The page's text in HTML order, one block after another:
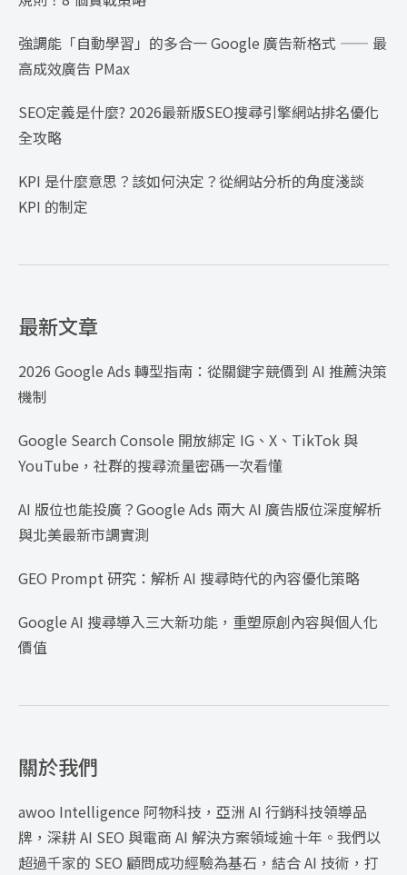
強調能「自動學習」的多合一 Google 廣告新格式 —— 最
高成效廣告 PMax
SEO定義是什麼? 2026最新版SEO搜尋引擎網站排名優化
全攻略
KPI 是什麼意思？該如何決定？從網站分析的角度淺談
KPI 的制定
最新文章
2026 Google Ads 轉型指南：從關鍵字競價到 AI 推薦決策
機制
Google Search Console 開放綁定 IG、X、TikTok 與
YouTube，社群的搜尋流量密碼一次看懂
AI 版位也能投廣？Google Ads 兩大 AI 廣告版位深度解析
與北美最新市調實測
GEO Prompt 研究：解析 AI 搜尋時代的內容優化策略
Google AI 搜尋導入三大新功能，重塑原創內容與個人化
價值
關於我們
awoo Intelligence 阿物科技，亞洲 AI 行銷科技領導品
牌，深耕 AI SEO 與電商 AI 解決方案領域逾十年。我們以
超過千家的 SEO 顧問成功經驗為基石，結合 AI 技術，打